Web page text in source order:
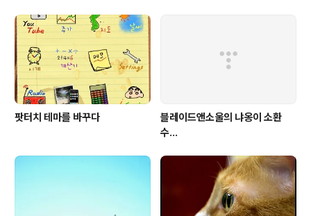
팟터치 테마를 바꾸다
블레이드앤소울의 냐옹이 소환
수...